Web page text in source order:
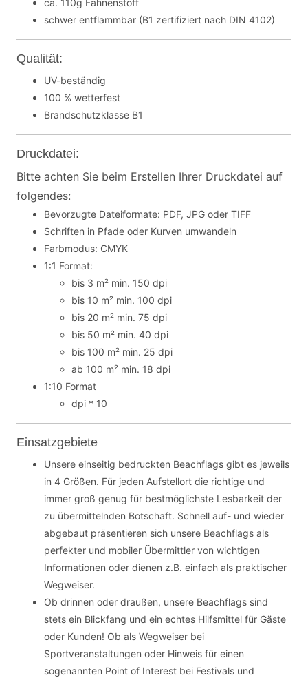
ca. 110g Fahnenstoff
schwer entflammbar (B1 zertifiziert nach DIN 4102)
Qualität:
UV-beständig
100 % wetterfest
Brandschutzklasse B1
Druckdatei:
Bitte achten Sie beim Erstellen Ihrer Druckdatei auf
folgendes:
Bevorzugte Dateiformate: PDF, JPG oder TIFF
Schriften in Pfade oder Kurven umwandeln
Farbmodus: CMYK
1:1 Format:
bis 3 m² min. 150 dpi
bis 10 m² min. 100 dpi
bis 20 m² min. 75 dpi
bis 50 m² min. 40 dpi
bis 100 m² min. 25 dpi
ab 100 m² min. 18 dpi
1:10 Format
dpi * 10
Einsatzgebiete
Unsere einseitig bedruckten Beachflags gibt es jeweils
in 4 Größen. Für jeden Aufstellort die richtige und
immer groß genug für bestmöglichste Lesbarkeit der
zu übermittelnden Botschaft. Schnell auf- und wieder
abgebaut präsentieren sich unsere Beachflags als
perfekter und mobiler Übermittler von wichtigen
Informationen oder dienen z.B. einfach als praktischer
Wegweiser.
Ob drinnen oder draußen, unsere Beachflags sind
stets ein Blickfang und ein echtes Hilfsmittel für Gäste
oder Kunden! Ob als Wegweiser bei
Sportveranstaltungen oder Hinweis für einen
sogenannten Point of Interest bei Festivals und